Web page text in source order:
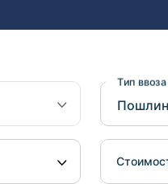
Тип ввоза